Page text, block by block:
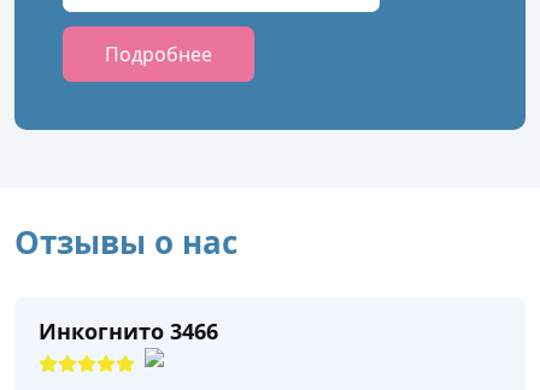
Подробнее
Отзывы о нас
Инкогнито 3466